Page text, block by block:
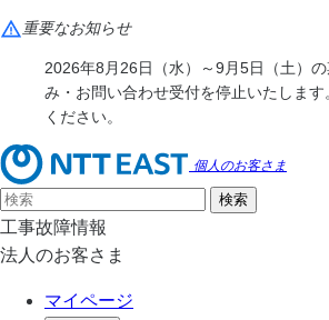
重要なお知らせ
2026年8月26日（水）～9月5日（土）
み・お問い合わせ受付を停止いたします
ください。
個人のお客さま
工事故障情報
法人のお客さま
マイページ